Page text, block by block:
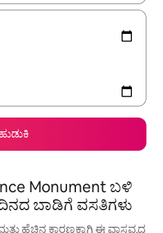
ಹುಡುಕಿ
Monument ಬಳಿ
ಬಾಡಿಗೆ ವಸತಿಗಳು
ಮತ್ತು ಹೆಚ್ಚಿನ ಕಾರಣಕ್ಕಾಗಿ ಈ ವಾಸ್ತವ್ಯದ